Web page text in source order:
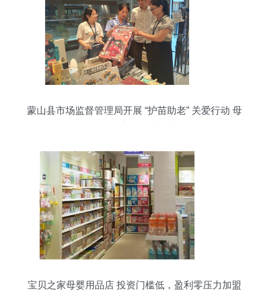
蒙山县市场监督管理局开展 “护苗助老” 关爱行动 母
宝贝之家母婴用品店 投资门槛低，盈利零压力加盟